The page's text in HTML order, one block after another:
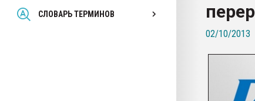
СЛОВАРЬ ТЕРМИНОВ
Всё, что касается
бутылок
ПЕРЕЙТИ
02/10/2013